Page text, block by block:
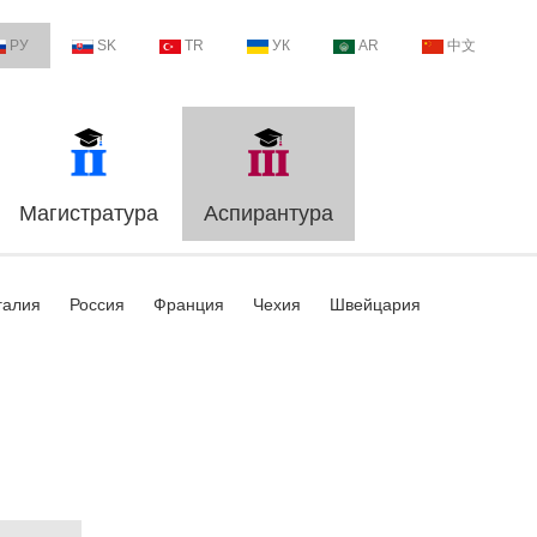
РУ SK TR УК AR 中文
Магистратура Аспирантура
Россия Франция Чехия Швейцария